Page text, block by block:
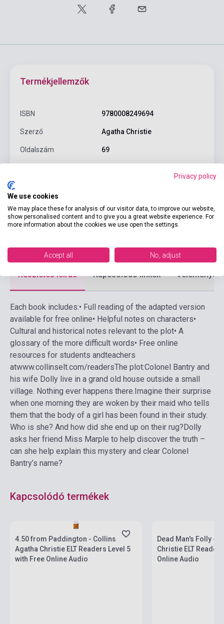
Termékjellemzők
ISBN 9780008249694
Szerző Agatha Christie
Oldalszám 69
Kiadási év 2017
Formátum Könyv + Online Hanganyag
Részletes leírás Kapcsolódó linkek Vélemények
Each book includes:• Full reading of the adapted version
available for free online• Helpful notes on characters•
Cultural and historical notes relevant to the plot• A
glossary of the more difficult words• Free online
resources for students andteachers
atwww.collinselt.com/readersThe plot:Colonel Bantry and
his wife Dolly live in a grand old house outside a small
village. Nothing ever happens there. Imagine their surprise
when one morning they are woken by their maid who tells
them that the body of a girl has been found in their study.
Who is she? And how did she end up on their rug? Dolly
asks her friend Miss Marple to help discover the truth –
can she help explain this mystery and clear Colonel
Bantry’s name?
Kapcsolódó termékek
4.50 from Paddington - Collins
Agatha Christie ELT Readers Level 5
with Free Online Audio
Dead Man's Folly -
Christie ELT
Online Audio
Privacy policy
We use cookies
We may place these for analysis of our visitor data, to improve our website,
show personalised content and to give you a great website experience. For
more information about the cookies we use open the settings.
Accept all No, adjust